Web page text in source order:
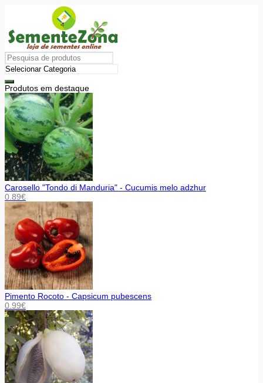
Produtos em destaque
Carosello "Tondo di Manduria" - Cucumis melo adzhur
0.89€
Pimento Rocoto - Capsicum pubescens
0.99€